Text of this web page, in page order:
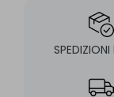
SPEDIZIONI